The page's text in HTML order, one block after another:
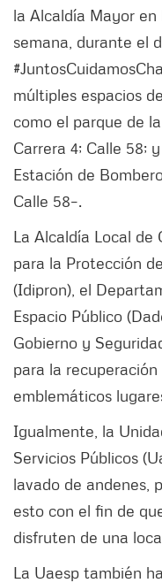
la Alcaldía Mayor en
semana, durante el
múltiples espacios
como el parque de
Carrera 4; Calle 58;
Estación de
Calle 58–.
La Alcaldía Local
para la Protección
(Idipron), el
Espacio Público
Gobierno y
para la
emblemáticos
Igualmente, la
Servicios Públicos
lavado de andenes,
esto con el fin de
disfruten de una
La Uaesp también